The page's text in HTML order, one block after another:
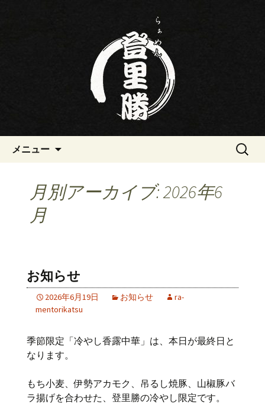
三重・桑名の寿司・ラーメン屋
らぁめん登里勝(とりかつ)のブ
ん登里勝(とりかつ)のブログです
メニュー
検
月別アーカイブ: 2026年6
月
お知らせ
2026年6月19日 お知らせ
ra-
mentorikatsu
季節限定「冷やし香露中華」は、本日が最終日と
なります。
もち小麦、伊勢アカモク、吊るし焼豚、山椒豚バ
ラ揚げを合わせた、登里勝の冷やし限定です。